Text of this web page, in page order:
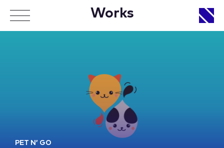
Works
PET N’ GO